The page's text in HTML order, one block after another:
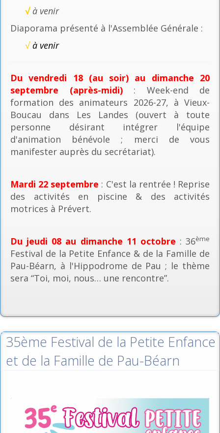
√ à venir
Diaporama présenté à l'Assemblée Générale :
√à venir
Du vendredi 18 (au soir) au dimanche 20
septembre (après-midi): Week-end de
formation des animateurs 2026-27, à Vieux-
Boucau dans Les Landes (ouvert à toute
personne désirant intégrer l'équipe
d'animation bénévole ; merci de vous
manifester auprès du secrétariat).
Mardi 22 septembre : C'est la rentrée ! Reprise
des activités en piscine & des activités
motrices à Prévert.
Du jeudi 08 au dimanche 11 octobre : 36ème
Festival de la Petite Enfance & de la Famille de
Pau-Béarn, à l'Hippodrome de Pau ; le thème
sera “Toi, moi, nous… une rencontre”.
35ème Festival de la Petite Enfance
et de la Famille de Pau-Béarn